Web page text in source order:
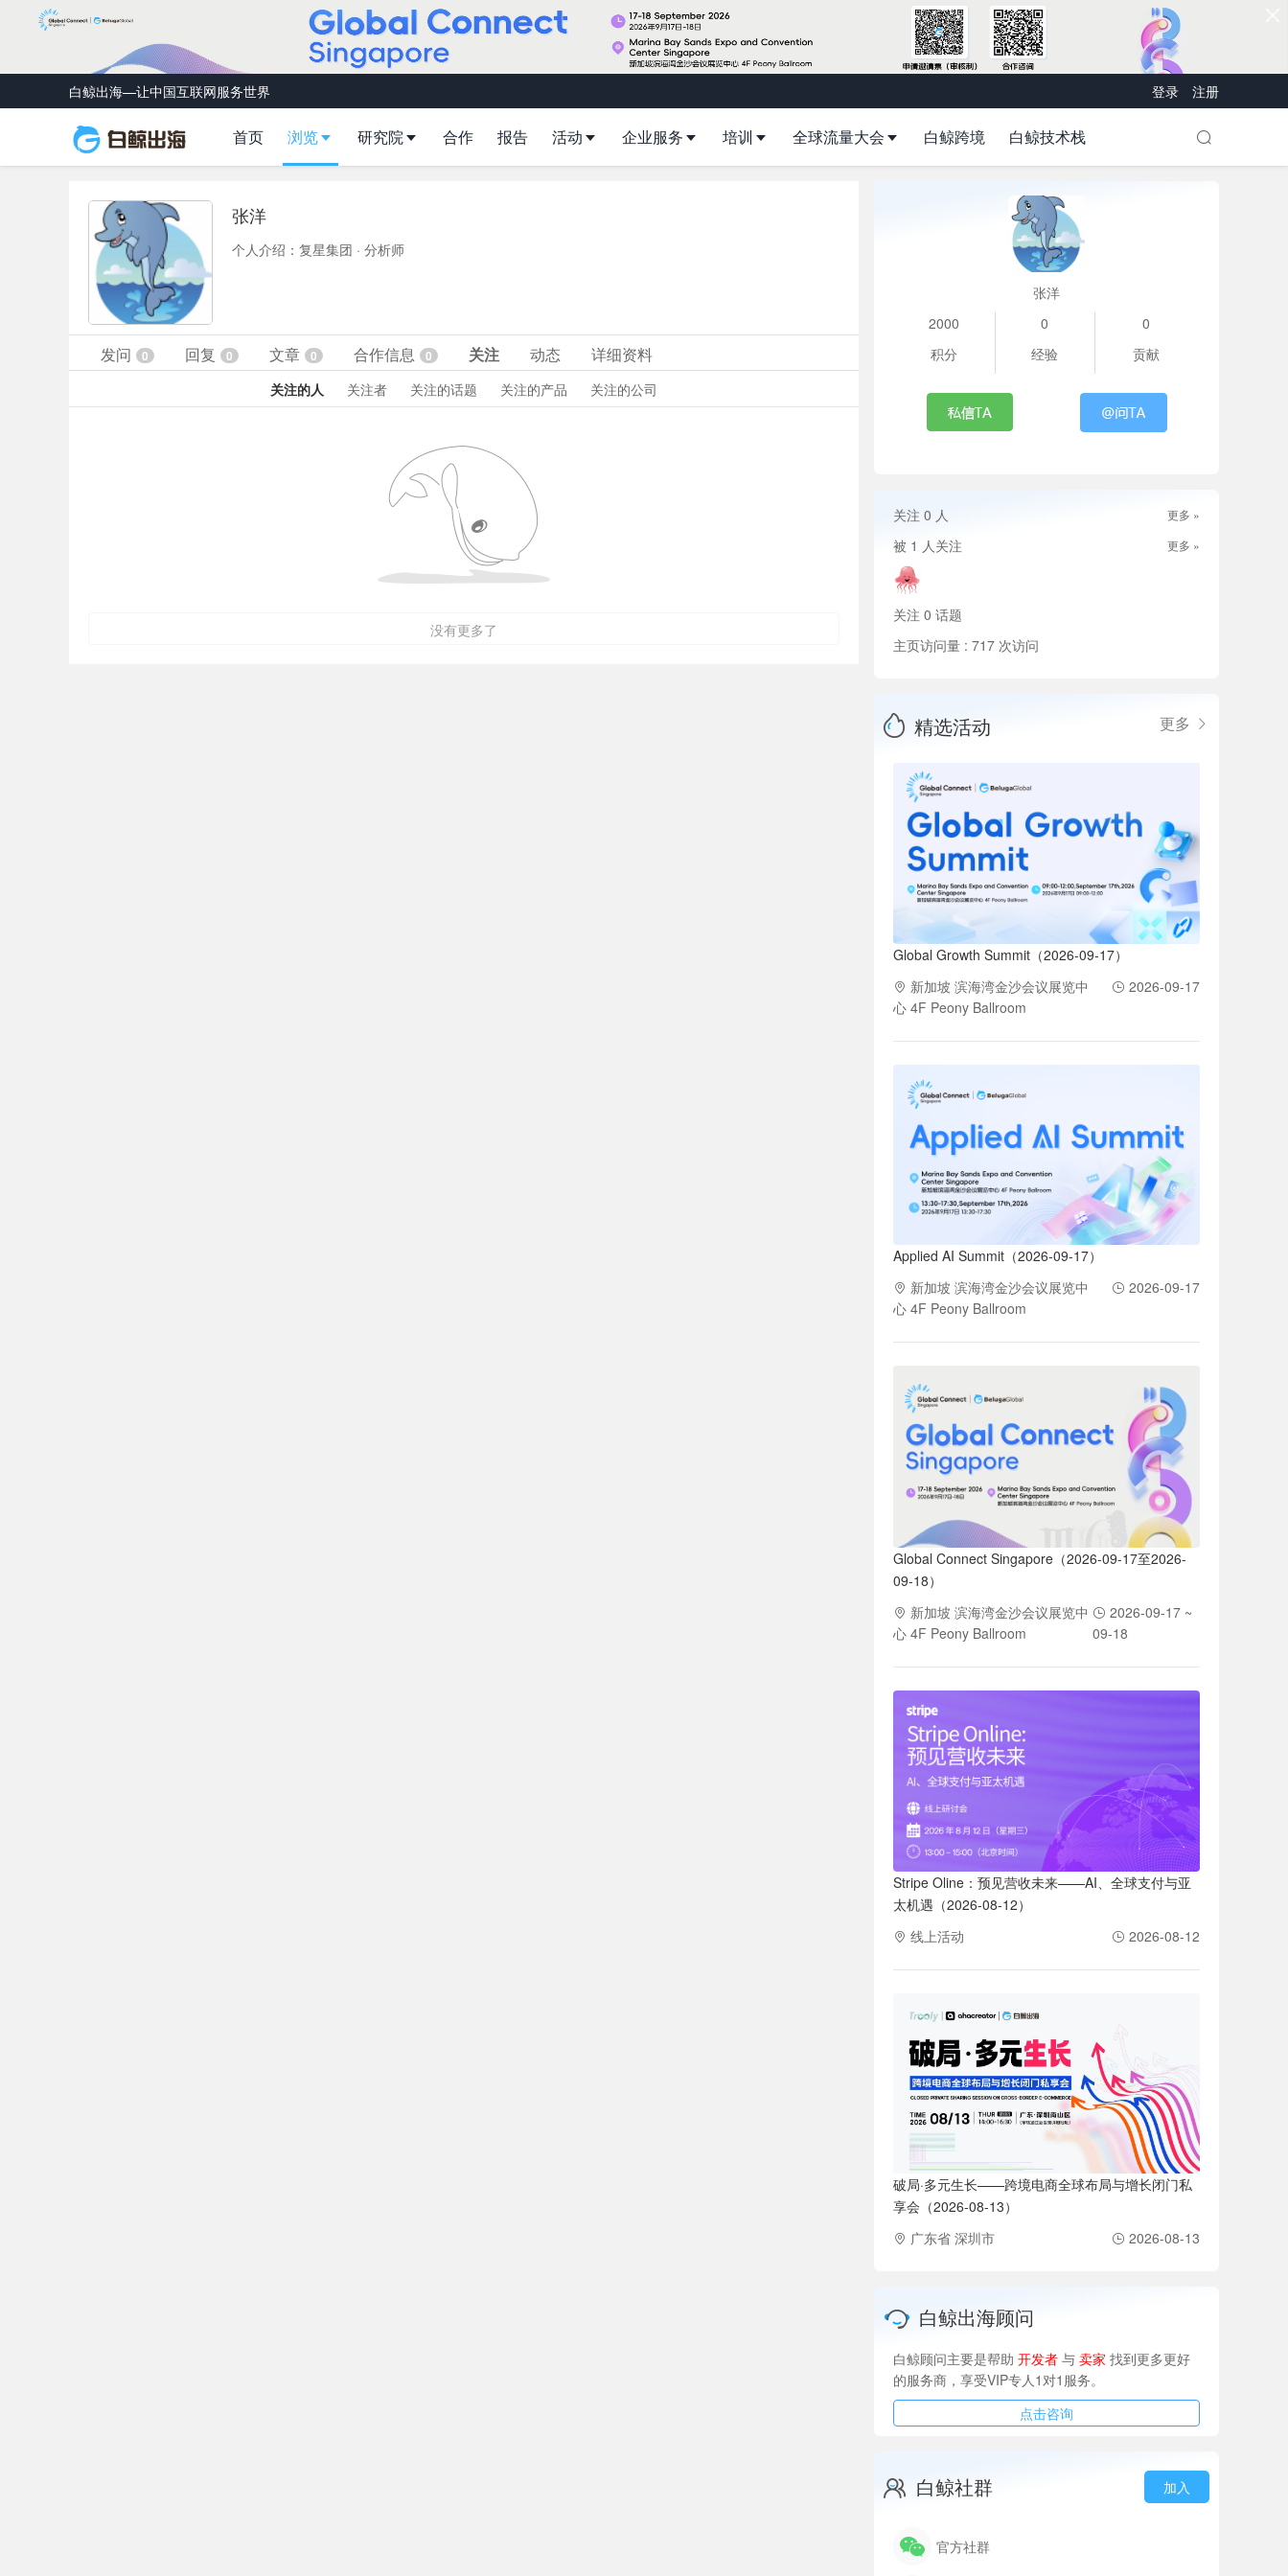
白鲸出海—让中国互联网服务世界 登录 注册
首页 浏览 研究院 合作 报告 活动 企业服务 培训 全球流量大会 白鲸跨境 白鲸技术栈
张洋
个人介绍：复星集团 · 分析师
发问 0 回复 0 文章 0 合作信息 0 关注 动态 详细资料
关注的人 关注者 关注的话题 关注的产品 关注的公司
没有更多了
张洋
2000
积分
0
经验
0
贡献
更多 »
关注 0 人
更多 »
被 1 人关注
关注 0 话题
主页访问量 : 717 次访问
精选活动 更多
Global Growth Summit（2026-09-17）
新加坡 滨海湾金沙会议展览中
心 4F Peony Ballroom
2026-09-17
Applied AI Summit（2026-09-17）
新加坡 滨海湾金沙会议展览中
心 4F Peony Ballroom
2026-09-17
Global Connect Singapore（2026-09-17至2026-
09-18）
新加坡 滨海湾金沙会议展览中
心 4F Peony Ballroom
2026-09-17 ~
09-18
Stripe Oline：预见营收未来——AI、全球支付与亚
太机遇（2026-08-12）
线上活动
2026-08-12
破局·多元生长——跨境电商全球布局与增长闭门私
享会（2026-08-13）
广东省 深圳市
2026-08-13
白鲸出海顾问
白鲸顾问主要是帮助 开发者 与 卖家 找到更多更好
的服务商，享受VIP专人1对1服务。
点击咨询
白鲸社群 加入
官方社群